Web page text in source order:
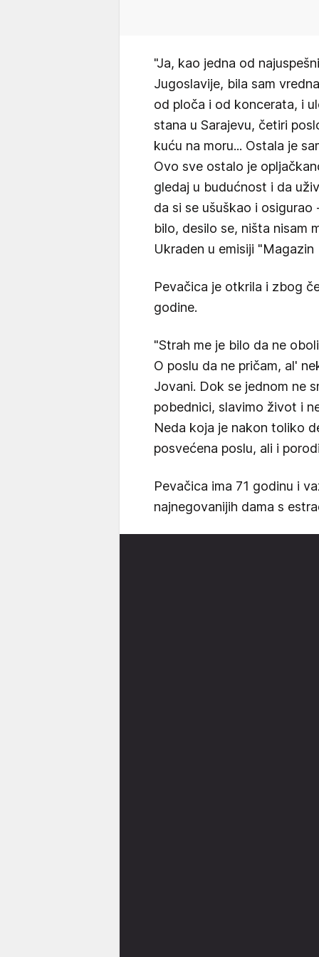
"Ja, kao jedna od
Jugoslavije, bila sam
od ploča i od koncerata, i
stana u Sarajevu, četiri
kuću na moru... Ostala je
Ovo sve ostalo je
gledaj u budućnost i da
da si se ušuškao i
bilo, desilo se, ništa nisam
Ukraden u emisiji "Magazin
Pevačica je otkrila i zbog
godine.
"Strah me je bilo da ne
O poslu da ne pričam, al'
Jovani. Dok se jednom ne
pobednici, slavimo život i
Neda koja je nakon toliko
posvećena poslu, ali i
Pevačica ima 71 godinu i
najnegovanijih dama s